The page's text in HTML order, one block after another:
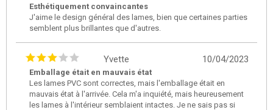
Esthétiquement convaincantes
J'aime le design général des lames, bien que certaines parties
semblent plus brillantes que d'autres.
10/04/2023
Yvette
Emballage était en mauvais état
Les lames PVC sont correctes, mais l'emballage était en
mauvais état à l'arrivée. Cela m'a inquiété, mais heureusement
les lames à l'intérieur semblaient intactes. Je ne sais pas si